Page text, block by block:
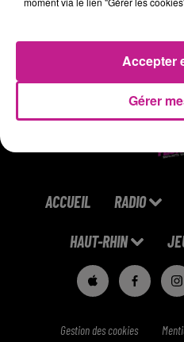
- Coller les panneaux
ACCUEIL RADIO
HAUT-RHIN
Gestion des cookies
Gérer
Accepter